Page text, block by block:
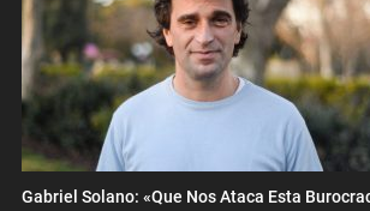
Gabriel Solano: «Que Nos Ataca Esta